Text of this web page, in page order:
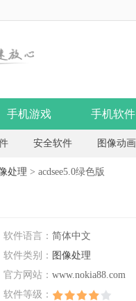
手机游戏 手机软件
安全软件 图像动画
处理 > acdsee5.0绿色版
软件语言： 简体中文
软件类别： 图像处理
官方网站： www.nokia88.com
软件等级：